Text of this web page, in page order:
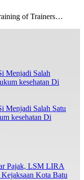
of Trainers…
Menjadi Salah Satu
kesehatan Di
Pajak, LSM LIRA
Kota Batu